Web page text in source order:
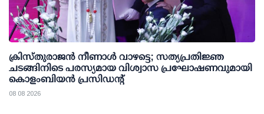
ക്രിസ്തുരാജൻ നീണാൾ വാഴട്ടെ; സത്യപ്രതിജ്ഞ
ചടങ്ങിനിടെ പരസ്യമായ വിശ്വാസ പ്രഘോഷണവുമായി
കൊളംബിയൻ പ്രസിഡന്റ്
08 08 2026